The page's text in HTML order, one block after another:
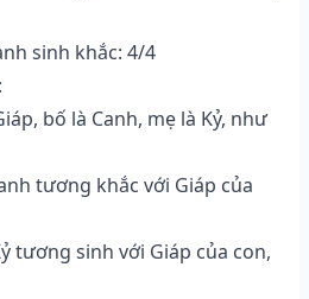
sinh khắc: 4/4
bố là Canh, mẹ là Kỷ, như
tương khắc với Giáp của
tương sinh với Giáp của con,